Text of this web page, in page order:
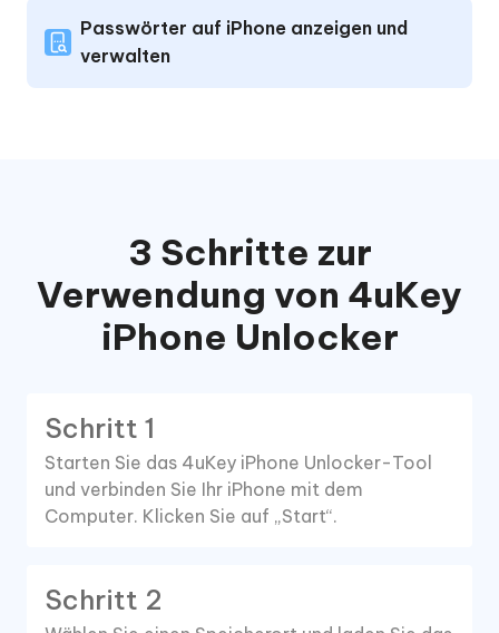
Passwörter auf iPhone anzeigen und
verwalten
3 Schritte zur
Verwendung von 4uKey
iPhone Unlocker
Schritt 1
Starten Sie das 4uKey iPhone Unlocker-Tool
und verbinden Sie Ihr iPhone mit dem
Computer. Klicken Sie auf „Start“.
Schritt 2